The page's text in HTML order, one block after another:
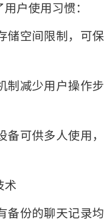
户使用习惯：
空间限制，可保
减少用户操作步
可供多人使用，
术
份的聊天记录均